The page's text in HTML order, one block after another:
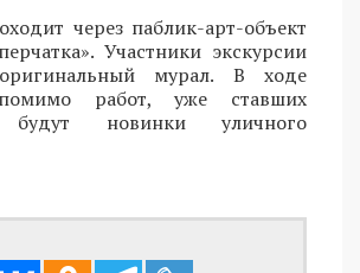
через паблик-арт-объект
Участники экскурсии
мурал. В ходе
работ, уже ставших
будут новинки уличного